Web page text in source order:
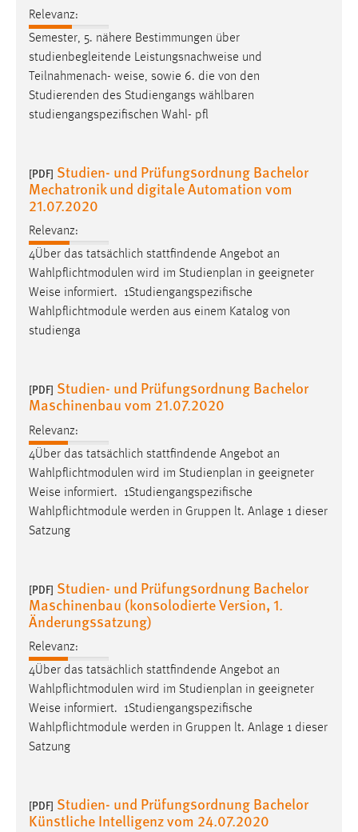
Relevanz:
Semester, 5. nähere Bestimmungen über
studienbegleitende Leistungsnachweise und
Teilnahmenach- weise, sowie 6. die von den
Studierenden des Studiengangs wählbaren
studiengangspezifischen Wahl- pfl
[PDF] Studien- und Prüfungsordnung Bachelor
Mechatronik und digitale Automation vom
21.07.2020
Relevanz:
4Über das tatsächlich stattfindende Angebot an
Wahlpflichtmodulen wird im Studienplan in geeigneter
Weise informiert. ­ 1Studiengangspezifische
Wahlpflichtmodule werden aus einem Katalog von
studienga
[PDF] Studien- und Prüfungsordnung Bachelor
Maschinenbau vom 21.07.2020
Relevanz:
4Über das tatsächlich stattfindende Angebot an
Wahlpflichtmodulen wird im Studienplan in geeigneter
Weise informiert. ­ 1Studiengangspezifische
Wahlpflichtmodule werden in Gruppen lt. Anlage 1 dieser
Satzung
[PDF] Studien- und Prüfungsordnung Bachelor
Maschinenbau (konsolodierte Version, 1.
Änderungssatzung)
Relevanz:
4Über das tatsächlich stattfindende Angebot an
Wahlpflichtmodulen wird im Studienplan in geeigneter
Weise informiert. ­ 1Studiengangspezifische
Wahlpflichtmodule werden in Gruppen lt. Anlage 1 dieser
Satzung
[PDF] Studien- und Prüfungsordnung Bachelor
Künstliche Intelligenz vom 24.07.2020